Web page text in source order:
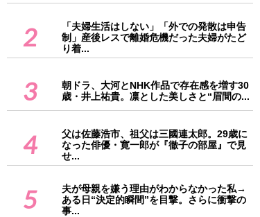
2
「夫婦生活はしない」「外での発散は申告
制」産後レスで離婚危機だった夫婦がたど
り着...
3
朝ドラ、大河とNHK作品で存在感を増す30
歳・井上祐貴。凛とした美しさと“眉間の...
4
父は佐藤浩市、祖父は三國連太郎。29歳に
なった俳優・寛一郎が『徹子の部屋』で見
せ...
5
夫が母親を嫌う理由がわからなかった私→
ある日“決定的瞬間”を目撃。さらに衝撃の
事...